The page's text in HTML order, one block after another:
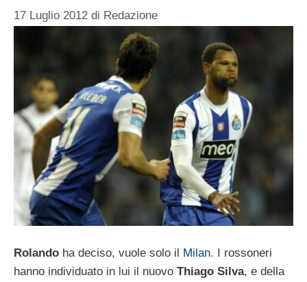
17 Luglio 2012 di Redazione
Rolando ha deciso, vuole solo il Milan. I rossoneri
hanno individuato in lui il nuovo Thiago Silva, e della